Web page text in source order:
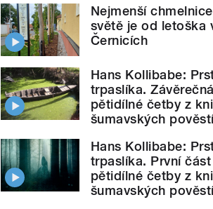
Nejmenší
světě je od letoška
Černicích
Hans Kollibabe:
trpaslíka.
pětidílné četby z
šumavských
Hans Kollibabe:
trpaslíka. První část
pětidílné četby z
šumavských